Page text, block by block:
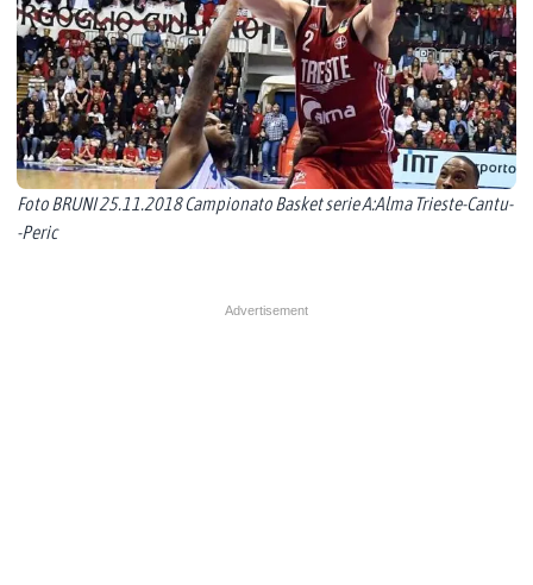
Foto BRUNI 25.11.2018 Campionato Basket serie A:Alma Trieste-Cantu-
-Peric